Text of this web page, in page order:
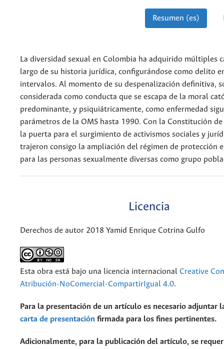
Resumen (es)
La diversidad sexual en Colombia ha adquirido múltiples
largo de su historia jurídica, configurándose como delito
intervalos. Al momento de su despenalización definitiva,
considerada como conducta que se escapa de la moral
predominante, y psiquiátricamente, como enfermedad
parámetros de la OMS hasta 1990. Con la Constitución
la puerta para el surgimiento de activismos sociales y
trajeron consigo la ampliación del régimen de protección
para las personas sexualmente diversas como grupo
Licencia
Derechos de autor 2018 Yamid Enrique Cotrina Gulfo
Esta obra está bajo una licencia internacional Creative
Atribución-NoComercial-CompartirIgual 4.0.
Para la presentación de un artículo es necesario adjuntar
carta de presentación firmada para los fines pertinentes.
Adicionalmente, para la publicación del artículo, se